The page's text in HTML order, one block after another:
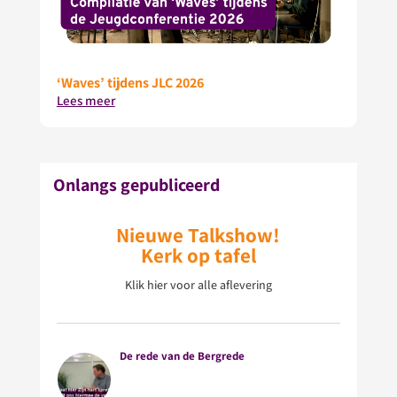
‘Waves’ tijdens JLC 2026
Lees meer
Onlangs gepubliceerd
Nieuwe Talkshow!
Kerk op tafel
Klik hier voor alle aflevering
De rede van de Bergrede